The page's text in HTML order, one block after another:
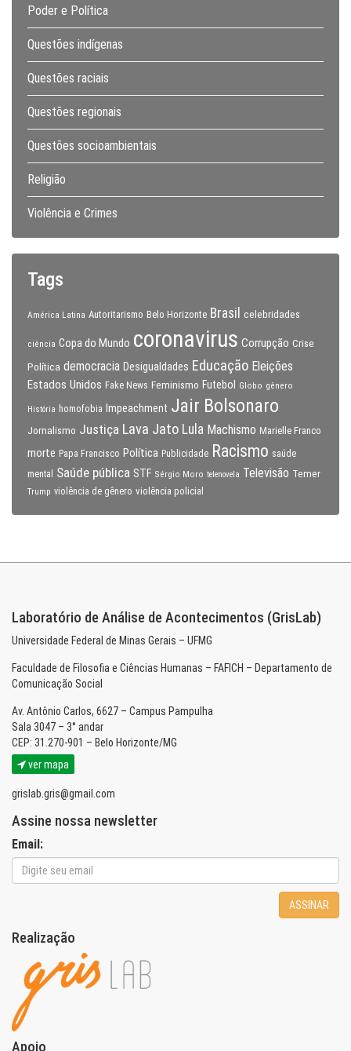
Poder e Política
Questões indígenas
Questões raciais
Questões regionais
Questões socioambientais
Religião
Violência e Crimes
Tags
América Latina Autoritarismo Belo Horizonte Brasil celebridades
ciência Copa do Mundo coronavirus Corrupção Crise
Política democracia Desigualdades Educação Eleições
Estados Unidos Fake News Feminismo Futebol Globo gênero
História homofobia Impeachment Jair Bolsonaro
Jornalismo Justiça Lava Jato Lula Machismo Marielle Franco
morte Papa Francisco Política Publicidade Racismo saúde
mental
Saúde pública STF Sérgio Moro telenovela Televisão Temer
Trump violência de gênero violência policial
Laboratório de Análise de Acontecimentos (GrisLab)
Universidade Federal de Minas Gerais – UFMG
Faculdade de Filosofia e Ciências Humanas – FAFICH – Departamento de
Comunicação Social
Av. Antônio Carlos, 6627 – Campus Pampulha
Sala 3047 – 3° andar
CEP: 31.270-901 – Belo Horizonte/MG
ver mapa
grislab.gris@gmail.com
Assine nossa newsletter
Email:
ASSINAR
Realização
Apoio